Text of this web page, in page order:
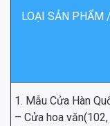
LOẠI SẢN PHẨM
1. Mẫu Cửa Hàn
– Cửa hoa